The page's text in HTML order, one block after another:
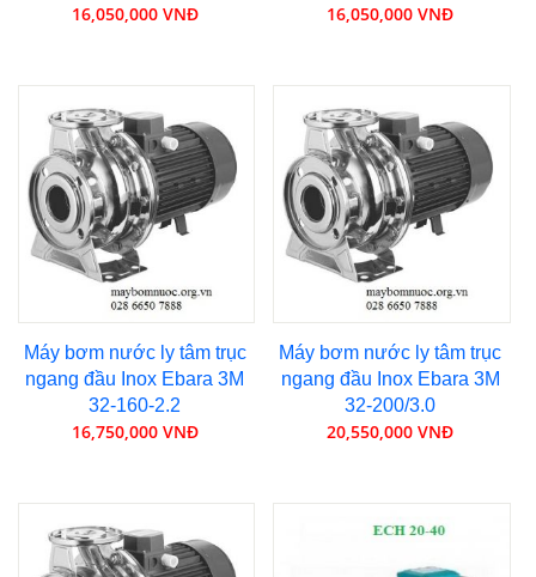
16,050,000 VNĐ 16,050,000 VNĐ
Máy bơm nước ly tâm trục
ngang đầu Inox Ebara 3M
32-160-2.2
16,750,000 VNĐ
Máy bơm nước ly tâm trục
ngang đầu Inox Ebara 3M
32-200/3.0
20,550,000 VNĐ